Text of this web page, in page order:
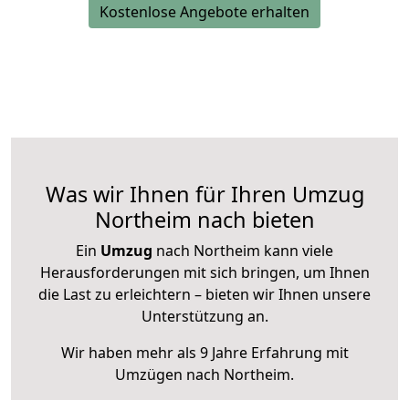
Kostenlose Angebote erhalten
Was wir Ihnen für Ihren Umzug
Northeim nach bieten
Ein Umzug nach Northeim kann viele
Herausforderungen mit sich bringen, um Ihnen
die Last zu erleichtern – bieten wir Ihnen unsere
Unterstützung an.
Wir haben mehr als 9 Jahre Erfahrung mit
Umzügen nach Northeim.